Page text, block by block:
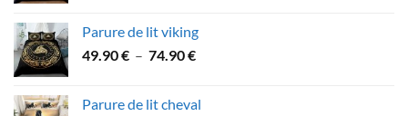
53.60 €
à
Parure de lit viking
49.90€ – 74.90€Plage
49.90 €
Parure de lit cheval